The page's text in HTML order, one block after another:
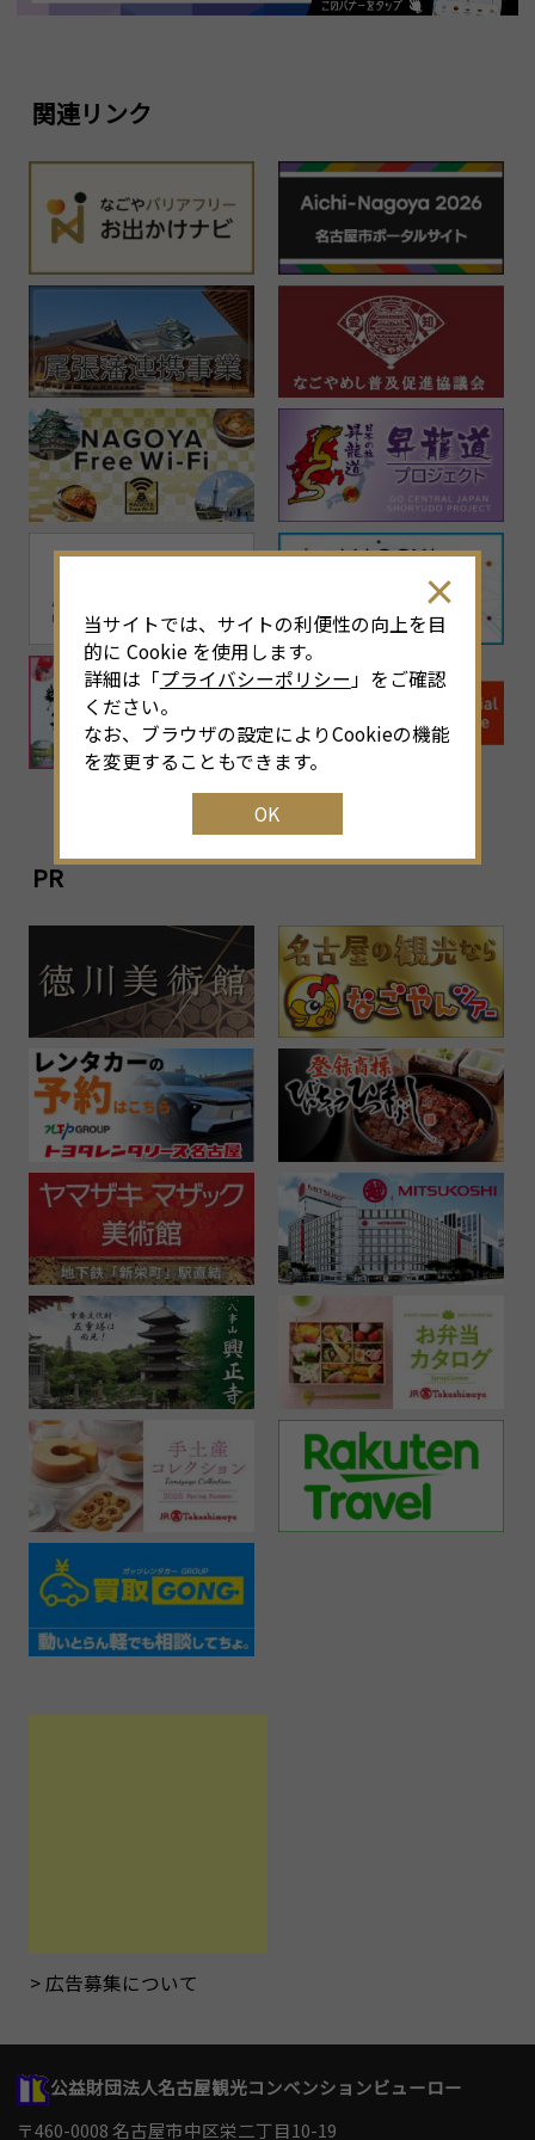
関連リンク
PR
広告募集について
公益財団法人名古屋観光コンベンションビューロー
〒460-0008 名古屋市中区栄二丁目10-19
当サイトでは、サイトの利便性の向上を目
的に Cookie を使用します。
詳細は「プライバシーポリシー 」をご確認
ください。
なお、ブラウザの設定によりCookieの機能
を変更することもできます。
OK